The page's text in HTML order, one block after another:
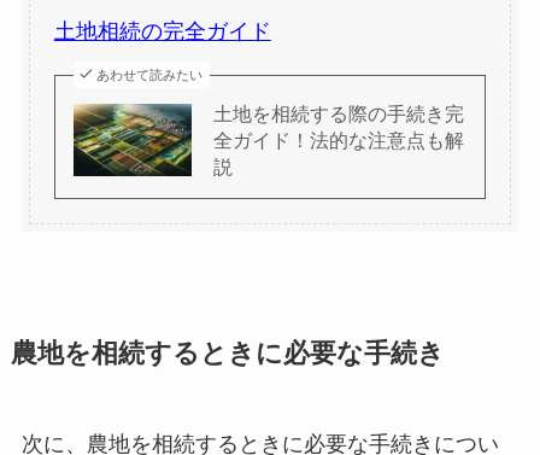
土地相続の完全ガイド
あわせて読みたい
土地を相続する際の手続き完
全ガイド！法的な注意点も解
説
農地を相続するときに必要な手続き
次に、農地を相続するときに必要な手続きについ